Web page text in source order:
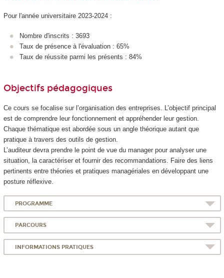
Pour l'année universitaire 2023-2024 :
Nombre d'inscrits : 3693
Taux de présence à l'évaluation : 65%
Taux de réussite parmi les présents : 84%
Objectifs pédagogiques
Ce cours se focalise sur l’organisation des entreprises. L’objectif principal
est de comprendre leur fonctionnement et appréhender leur gestion.
Chaque thématique est abordée sous un angle théorique autant que
pratique à travers des outils de gestion.
L’auditeur devra prendre le point de vue du manager pour analyser une
situation, la caractériser et fournir des recommandations. Faire des liens
pertinents entre théories et pratiques managériales en développant une
posture réflexive.
PROGRAMME
PARCOURS
INFORMATIONS PRATIQUES